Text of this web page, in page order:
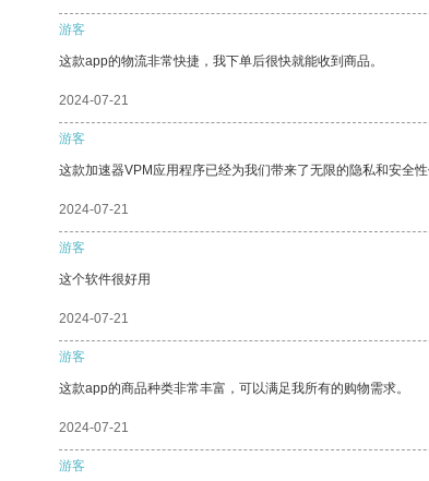
游客
这款app的物流非常快捷，我下单后很快就能收到商品。
2024-07-21
游客
这款加速器VPM应用程序已经为我们带来了无限的隐私和安全性
2024-07-21
游客
这个软件很好用
2024-07-21
游客
这款app的商品种类非常丰富，可以满足我所有的购物需求。
2024-07-21
游客